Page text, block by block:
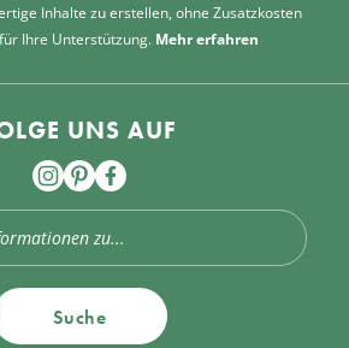
Inhalte zu erstellen, ohne Zusatzkosten
Ihre Unterstützung. Mehr erfahren
UNS AUF
Suche